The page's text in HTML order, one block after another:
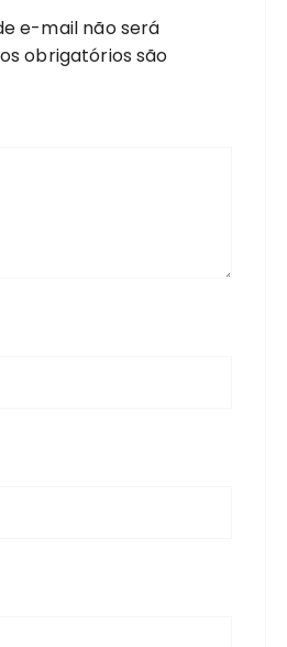
e-mail não será
obrigatórios são